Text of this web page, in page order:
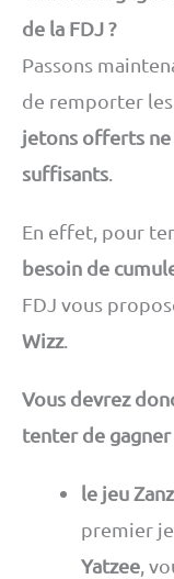
de la FDJ ?
Passons
de remporter
jetons offerts ne
suffisants.
En effet, pour
besoin de
FDJ vous
Wizz.
Vous devrez
tenter de
le jeu
premier
Yatzee ,